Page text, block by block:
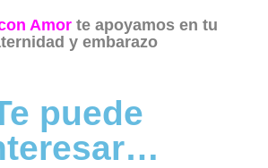
Amor te apoyamos en tu
y embarazo
puede